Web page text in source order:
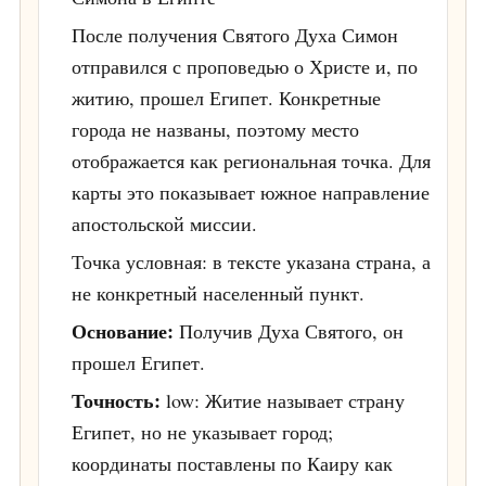
После получения Святого Духа Симон
отправился с проповедью о Христе и, по
житию, прошел Египет. Конкретные
города не названы, поэтому место
отображается как региональная точка. Для
карты это показывает южное направление
апостольской миссии.
Точка условная: в тексте указана страна, а
не конкретный населенный пункт.
Основание: Получив Духа Святого, он
прошел Египет.
Точность: low: Житие называет страну
Египет, но не указывает город;
координаты поставлены по Каиру как